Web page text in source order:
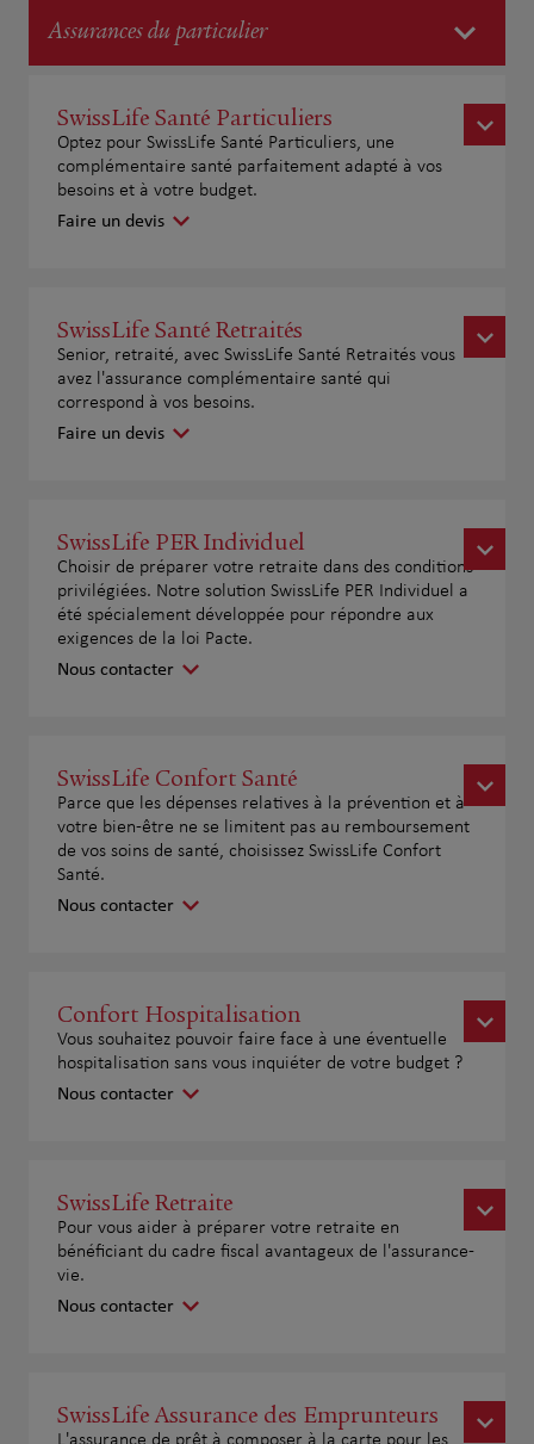
Assurances du particulier
SwissLife Santé Particuliers
Optez pour SwissLife Santé Particuliers, une
complémentaire santé parfaitement adapté à vos
besoins et à votre budget.
Faire un devis
SwissLife Santé Retraités
Senior, retraité, avec SwissLife Santé Retraités vous
avez l'assurance complémentaire santé qui
correspond à vos besoins.
Faire un devis
SwissLife PER Individuel
Choisir de préparer votre retraite dans des conditions
privilégiées. Notre solution SwissLife PER Individuel a
été spécialement développée pour répondre aux
exigences de la loi Pacte.
Nous contacter
SwissLife Confort Santé
Parce que les dépenses relatives à la prévention et à
votre bien-être ne se limitent pas au remboursement
de vos soins de santé, choisissez SwissLife Confort
Santé.
Nous contacter
Confort Hospitalisation
Vous souhaitez pouvoir faire face à une éventuelle
hospitalisation sans vous inquiéter de votre budget ?
Nous contacter
SwissLife Retraite
Pour vous aider à préparer votre retraite en
bénéficiant du cadre fiscal avantageux de l'assurance-
vie.
Nous contacter
SwissLife Assurance des Emprunteurs